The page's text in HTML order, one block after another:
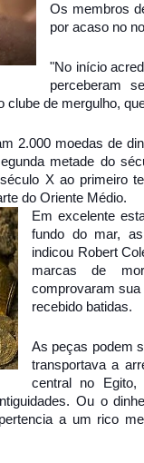
Os membros
por acaso no
"No início
perceberam
clube de mergulho,
2.000 moedas de
metade do
X ao primeiro
do Oriente Médio.
Em excelente
fundo do mar,
indicou Robert
marcas de
comprovaram
recebido batidas.
As peças podem
transportava a
central no Egito,
Ou o
a um rico